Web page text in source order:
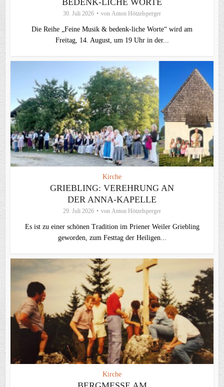
BEDENK-LICHE WORTE
30. Juli 2026 von Anton Hötzelsperger
Die Reihe „Feine Musik & bedenk-liche Worte“ wird am
Freitag, 14. August, um 19 Uhr in der...
Kirche
GRIEBLING: VEREHRUNG AN
DER ANNA-KAPELLE
29. Juli 2026 von Anton Hötzelsperger
Es ist zu einer schönen Tradition im Priener Weiler Griebling
geworden, zum Festtag der Heiligen...
Kirche